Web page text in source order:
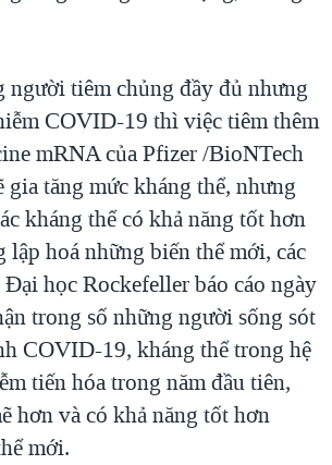
người tiêm chủng đầy đủ nhưng
COVID-19 thì việc tiêm thêm
mRNA của Pfizer /BioNTech
gia tăng mức kháng thể, nhưng
kháng thể có khả năng tốt hơn
hoá những biến thể mới, các
học Rockefeller báo cáo ngày
trong số những người sống sót
COVID-19, kháng thể trong hệ
tiến hóa trong năm đầu tiên,
hơn và có khả năng tốt hơn
mới.